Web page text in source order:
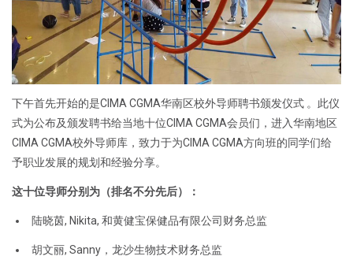
下午首先开始的是CIMA CGMA华南区校外导师聘书颁发仪式 。此仪
式为公布及颁发聘书给当地十位CIMA CGMA会员们，进入华南地区
CIMA CGMA校外导师库，致力于为CIMA CGMA方向班的同学们给
予职业发展的规划和经验分享。
这十位导师分别为（排名不分先后）：
陆晓茵, Nikita, 和黄健宝保健品有限公司财务总监
胡文丽, Sanny，龙沙生物技术财务总监